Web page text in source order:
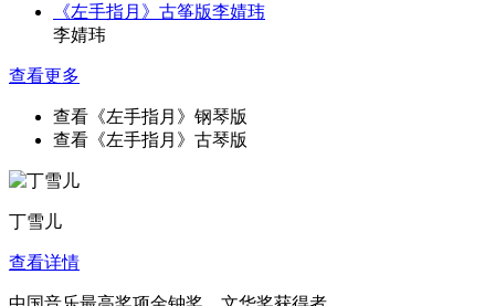
《左手指月》古筝版李婧玮
李婧玮
查看更多
查看《左手指月》钢琴版
查看《左手指月》古琴版
丁雪儿
查看详情